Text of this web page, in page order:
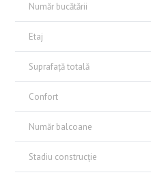
Număr bucătării
Etaj
Suprafață totală
Confort
Număr balcoane
Stadiu construcție